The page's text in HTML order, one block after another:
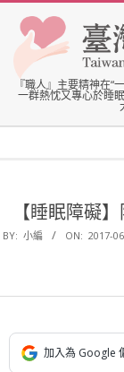
content
臺
灣
心
理
健
康
『職人』主要精神在
一群熱忱又專心於睡
【睡眠障礙
BY: 小編 ON: 2017-
加入為 Google